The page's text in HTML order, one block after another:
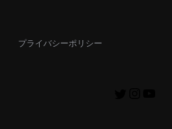
プライバシーポリシー